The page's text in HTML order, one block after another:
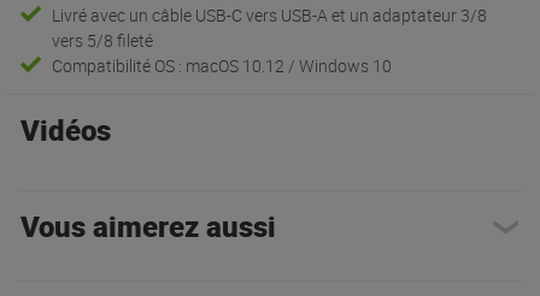
Livré avec un câble USB-C vers USB-A et un adaptateur 3/8
vers 5/8 fileté
Compatibilité OS : macOS 10.12 / Windows 10
Vidéos
Vous aimerez aussi